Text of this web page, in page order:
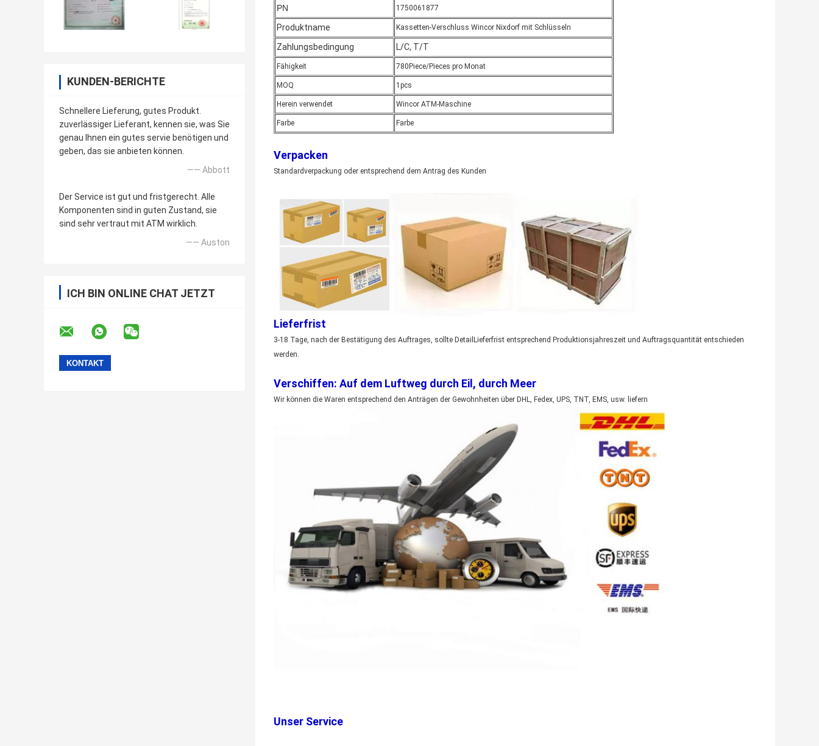
KUNDEN-BERICHTE
Schnellere Lieferung, gutes Produkt.
zuverlässiger Lieferant, kennen sie, was Sie
genau Ihnen ein gutes servie benötigen und
geben, das sie anbieten können.
—— Abbott
Der Service ist gut und fristgerecht. Alle
Komponenten sind in guten Zustand, sie
sind sehr vertraut mit ATM wirklich.
—— Auston
ICH BIN ONLINE CHAT JETZT
PN 1750061877
Produktname Kassetten-Verschluss Wincor Nixdorf mit Schlüsseln
Zahlungsbedingung L/C, T/T
Fähigkeit 780Piece/Pieces pro Monat
MOQ 1pcs
Herein verwendet Wincor ATM-Maschine
Farbe Farbe
Verpacken
Standardverpackung oder entsprechend dem Antrag des Kunden
Lieferfrist
3-18 Tage, nach der Bestätigung des Auftrages, sollte DetailLieferfrist entsprechend Produktionsjahreszeit und Auftragsquantität entschieden
werden.
Verschiffen: Auf dem Luftweg durch Eil, durch Meer
Wir können die Waren entsprechend den Anträgen der Gewohnheiten über DHL, Fedex, UPS, TNT, EMS, usw. liefern
Unser Service